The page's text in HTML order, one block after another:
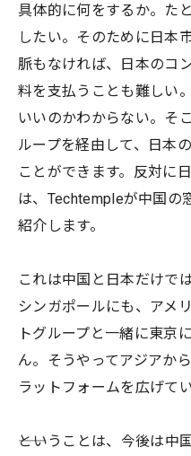
具体的に何をするか。た
したい。そのために日本
脈もなければ、日本のコ
料を支払うことも難しい
いいのかわからない。そ
ループを経由して、日本
ことができます。反対に
は、Techtempleが中国の
紹介します。
これは中国と日本だけで
シンガポールにも、アメ
トグループと一緒に東京
ん。そうやってアジアか
ラットフォームを広げて
――ということは、今後は